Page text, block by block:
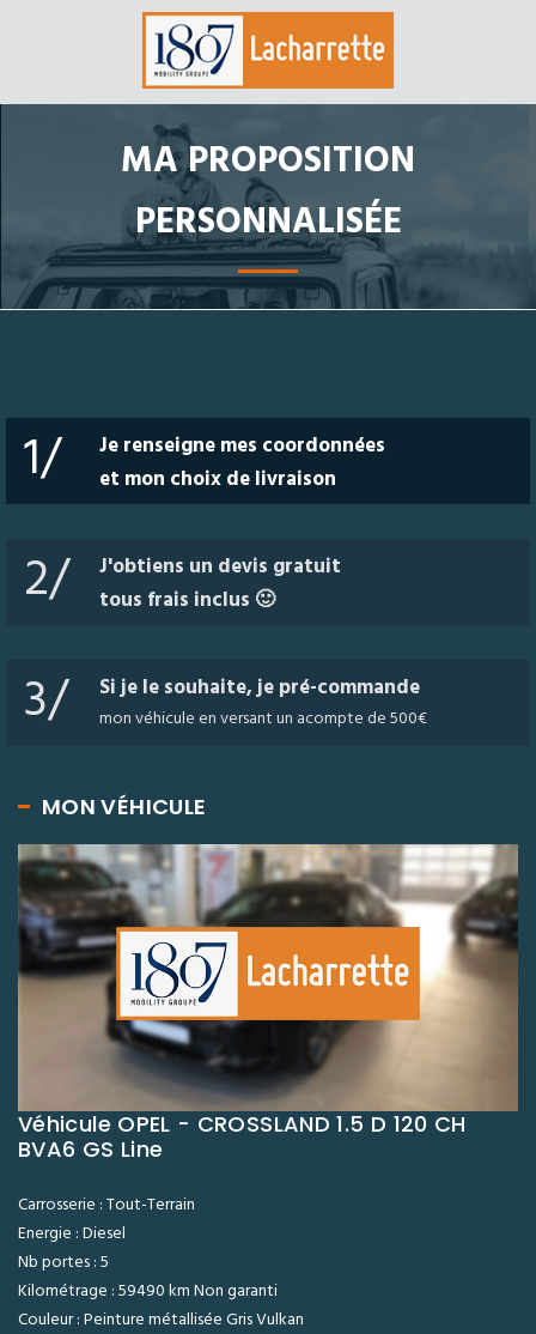
MA PROPOSITION
PERSONNALISÉE
1/
Je renseigne mes coordonnées
et mon choix de livraison
2/
J'obtiens un devis gratuit
tous frais inclus 🙂
3/ Si je le souhaite, je pré-commande
mon véhicule en versant un acompte de 500€
MON VÉHICULE
Véhicule OPEL - CROSSLAND 1.5 D 120 CH
BVA6 GS Line
Carrosserie : Tout-Terrain
Energie : Diesel
Nb portes : 5
Kilométrage : 59490 km Non garanti
Couleur : Peinture métallisée Gris Vulkan